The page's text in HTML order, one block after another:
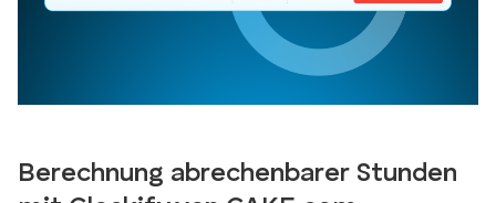
Berechnung abrechenbarer Stunden